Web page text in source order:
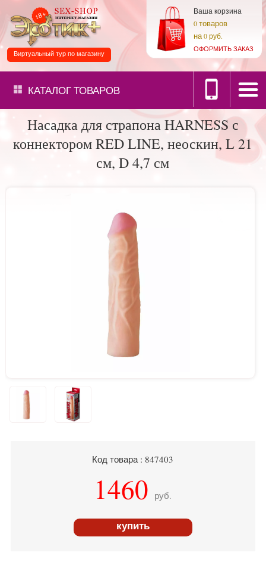
Ваша корзина
0товаров
на0 руб.
ОФОРМИТЬ ЗАКАЗ
Виртуальный тур по магазину
КАТАЛОГТОВАРОВ
Насадка для страпона HARNESS с
коннектором RED LINE, неоскин, L 21
см, D 4,7 см
Код товара : 847403
1460 руб.
купить